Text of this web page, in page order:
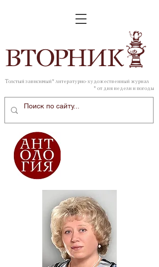
ВТОРНИК
Толстый зависимый* литературно-художественный журнал
* от дня недели и погоды